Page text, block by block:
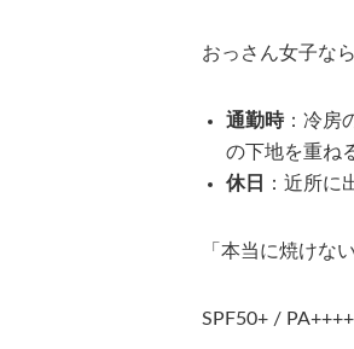
おっさん女子な
通勤時：冷房
の下地を重ね
休日
：近所に
「本当に焼けな
SPF50+ /